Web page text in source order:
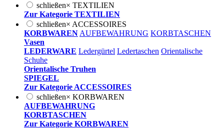
schließen× TEXTILIEN
Zur Kategorie TEXTILIEN
schließen× ACCESSOIRES
KORBWAREN AUFBEWAHRUNG KORBTASCHEN
Vasen
LEDERWARE Ledergürtel Ledertaschen Orientalische
Schuhe
Orientalische Truhen
SPIEGEL
Zur Kategorie ACCESSOIRES
schließen× KORBWAREN
AUFBEWAHRUNG
KORBTASCHEN
Zur Kategorie KORBWAREN